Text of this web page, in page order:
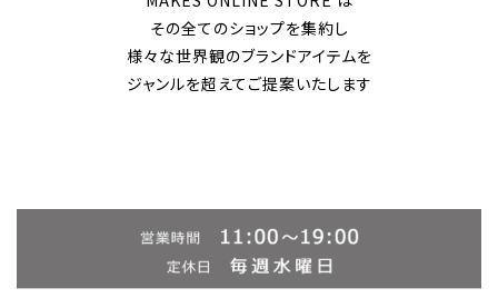
その全てのショップを集約し
様々な世界観のブランドアイテムを
ジャンルを超えてご提案いたします